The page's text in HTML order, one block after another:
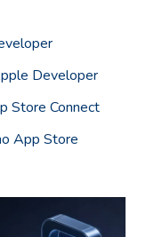
Developer
Store Connect
App Store